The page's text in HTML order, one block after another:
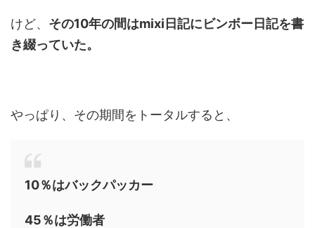
けど、 その10年の間はmixi日記にビンボー日記を書
き綴っていた。
やっぱり、その期間をトータルすると、
10％はバックパッカー
45％は労働者